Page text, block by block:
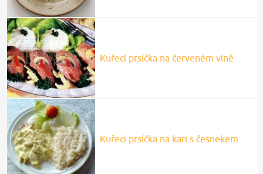
Kuřecí prsíčka na červeném víně
Kuřecí prsíčka na kari s česnekem